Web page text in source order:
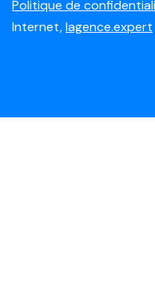
Politique de
Internet,lagence.expert